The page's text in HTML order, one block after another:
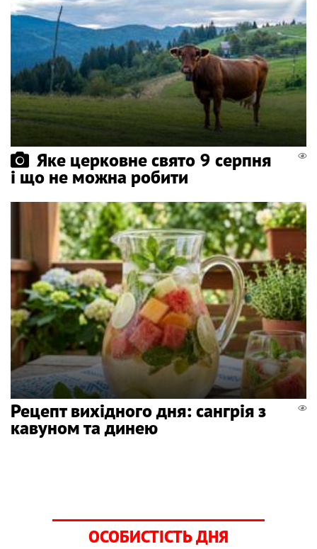
Яке церковне свято 9 серпня
і що не можна робити
Рецепт вихідного дня: сангрія з
кавуном та динею
ОСОБИСТІСТЬ ДНЯ